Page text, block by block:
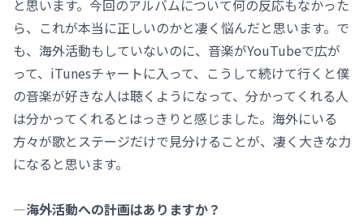
と思います。今回のアルバムについて何の反応もなかった
ら、これが本当に正しいのかと凄く悩んだと思います。で
も、海外活動もしていないのに、音楽がYouTubeで広が
って、iTunesチャートに入って、こうして続けて行くと僕
の音楽が好きな人は聴くようになって、分かってくれる人
は分かってくれるとはっきりと感じました。海外にいる
方々が歌とステージだけで見分けることが、凄く大きな力
になると思います。
―海外活動への計画はありますか？